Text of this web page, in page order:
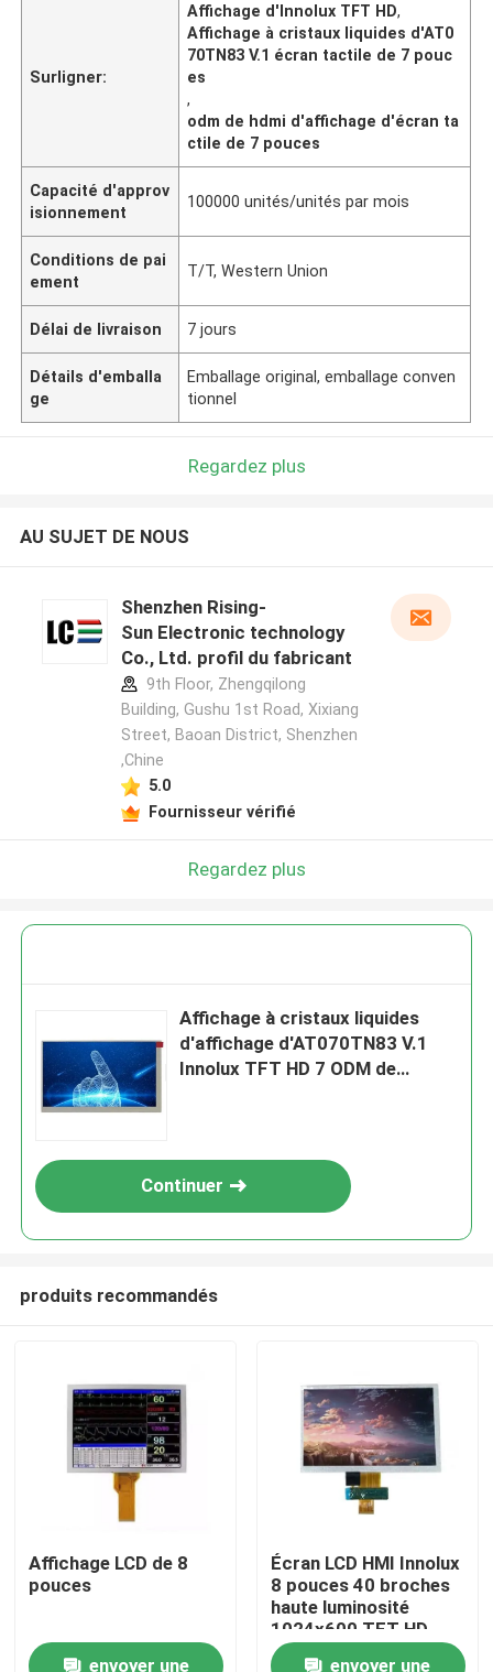
Produits
Vidéos
Surligner:
Affichage d'Innolux TFT HD,
Affichage à cristaux liquides d'AT0
70TN83 V.1 écran tactile de 7 pouc
es
,
odm de hdmi d'affichage d'écran ta
ctile de 7 pouces
Capacité d'approv
isionnement
100000 unités/unités par mois
Conditions de pai
ement
T/T, Western Union
Délai de livraison 7 jours
Détails d'emballa
ge
Emballage original, emballage conven
tionnel
Regardez plus
AU SUJET DE NOUS
Shenzhen Rising-
Sun Electronic technology
Co., Ltd. profil du fabricant
9th Floor, Zhengqilong
Building, Gushu 1st Road, Xixiang
Street, Baoan District, Shenzhen
,Chine
5.0
Fournisseur vérifié
Regardez plus
Affichage à cristaux liquides
d'affichage d'AT070TN83 V.1
Innolux TFT HD 7 ODM de
Continuer
produits recommandés
Affichage LCD de 8
pouces
envoyer une
Écran LCD HMI Innolux
8 pouces 40 broches
haute luminosité
1024x600 TFT HD
Interface FPC pour
envoyer une